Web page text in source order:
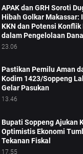
APAK dan GRH Soroti
Hibah Golkar Makassar:
KKN dan Potensi
dalam Pengelolaan
23.06
Pastikan Pemilu Aman
Kodim 1423/Soppeng
Gelar Pasukan
13.46
Bupati Soppeng Ajukan
Optimistis Ekonomi
Tekanan Fiskal
17.55